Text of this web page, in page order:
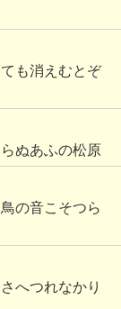
も消えむとぞ
ぬあふの松原
の音こそつら
へつれなかり